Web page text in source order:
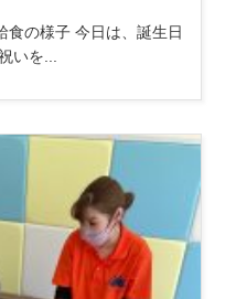
の様子 今日は、誕生日
いを...